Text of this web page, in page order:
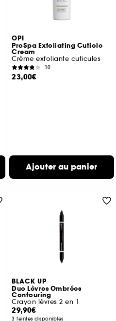
OPI
ProSpa Exfoliating Cuticle
Cream
Crème exfoliante cuticules
10
23,00€
Ajouter au panier
BLACK UP
Duo Lèvres Ombrées
Contouring
Crayon lèvres 2 en 1
29,90€
3 teintes disponibles